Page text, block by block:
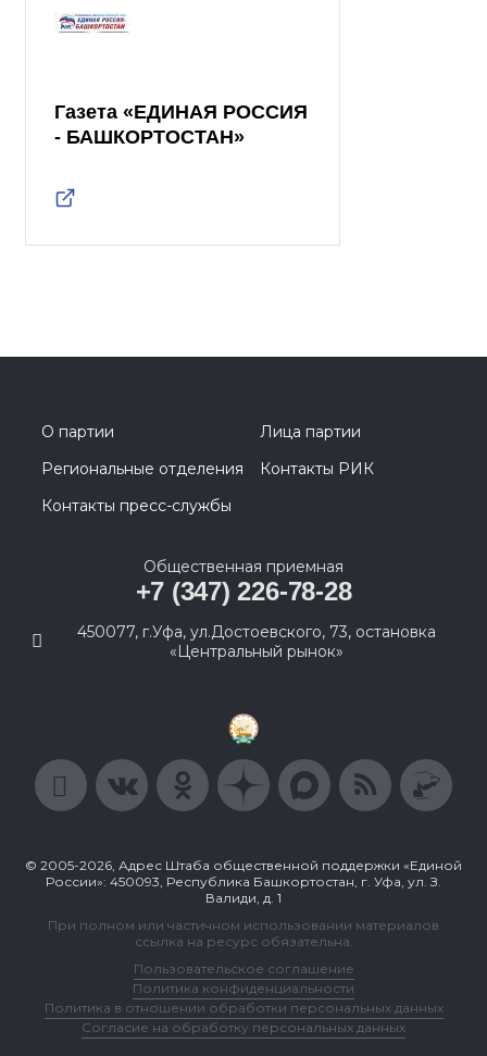
Газета «ЕДИНАЯ РОССИЯ
- БАШКОРТОСТАН»
О партии
Лица партии
Региональные отделения
Контакты РИК
Контакты пресс-службы
Общественная приемная
+7 (347) 226-78-28
450077, г.Уфа, ул.Достоевского, 73, остановка
«Центральный рынок»
© 2005-2026, Адрес Штаба общественной поддержки «Единой
России»: 450093, Республика Башкортостан, г. Уфа, ул. З.
Валиди, д. 1
При полном или частичном использовании материалов
ссылка на ресурс обязательна.
Пользовательское соглашение
Политика конфиденциальности
Политика в отношении обработки персональных данных
Согласие на обработку персональных данных